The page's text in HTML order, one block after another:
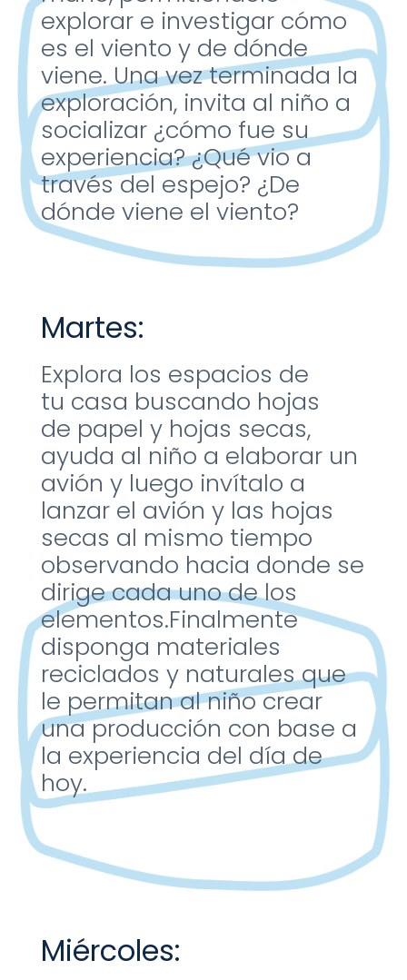
explorar e investigar cómo
es el viento y de dónde
viene. Una vezterminada la
exploración, invita al niño a
socializar ¿cómo fue su
experiencia?¿Qué vio a
través del espejo? ¿De
dónde viene el viento?
Martes:
Explora los espacios de
tu casa buscando hojas
de papel y hojas secas,
ayuda al niño a elaborar un
avión y luego invítalo a
lanzar el avión y las hojas
secas al mismo tiempo
observando hacia donde se
dirige cadauno de los
elementos.Finalmente
disponga materiales
reciclados y naturales que
le permitan alniño crear
una producción con base a
la experiencia del día de
hoy.
Miércoles: